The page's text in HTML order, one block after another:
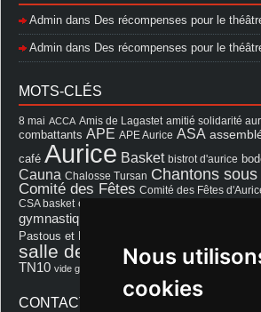
Nous
cookies
Admin dans Des récompenses pour le
Admin dans Des récompenses pour le
MOTS-CLÉS
8 mai ACCA Amis de Lagastet amitié solidarité
combattants APE APE Aurice ASA
café Aurice Basket bistrot d'aurice
Cauna Chalosse Tursan Chantons
Comité des Fêtes Comité des Fêtes
CSA basket cérémonie
gymnastique volontaire
Pastous et Pastourettes
salle des fêtes salle des fêtes
TN10 vide grenier Voeux école
CONTACT MAIRIE